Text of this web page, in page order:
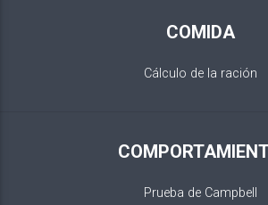
COMIDA
Cálculo de la ración
Prueba de Campbell